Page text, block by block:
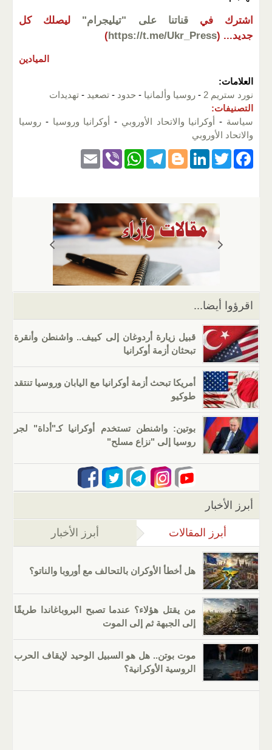
اشترك في قناتنا على "تيليجرام"
ليصلك كل
جديد... (
https://t.me/Ukr_Press
)
الميادين
العلامات:
نورد ستريم 2
- روسيا وألمانيا - حدود - تصعيد - تهديدات
التصنيفات:
سياسة - أوكرانيا والاتحاد الأوروبي - أوكرانيا وروسيا - روسيا
والاتحاد الأوروبي
F
k
T
er
Li
e
dI
Bl
g
er
T
gr
a
m
W
s
A
p
p
Vi
اقرؤوا أيضا...
قبيل زيارة أردوغان إلى كييف.. واشنطن وأنقرة
تبحثان أزمة أوكرانيا
أمريكا تبحث أزمة أوكرانيا مع اليابان وروسيا تنتقد
طوكيو
بوتين: واشنطن تستخدم أوكرانيا كـ"أداة" لجر
روسيا إلى "نزاع مسلح"
أبرز الأخبار
أبرز المقالات (علامة التبويب النشطة)
أبرز الأخبار
هل أخطأ الأوكران بالتحالف مع أوروبا والناتو؟
من يقتل هؤلاء؟ عندما تصبح البروباغاندا طريقًا
إلى الجبهة ثم إلى الموت
موت بوتن.. هل هو السبيل الوحيد لإيقاف الحرب
الروسية الأوكرانية؟